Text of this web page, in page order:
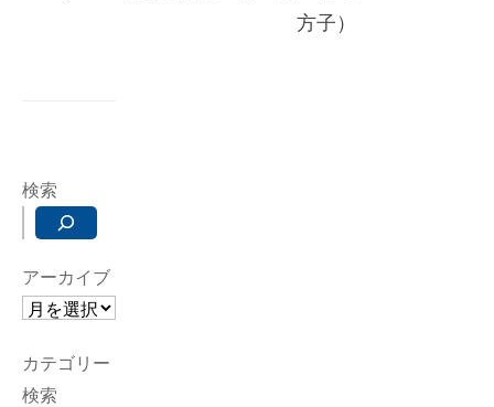
方子）
検索
アーカイブ
カテゴリー
検索